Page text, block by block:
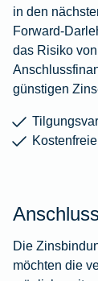
in den
Forward-
das Risiko
günstigen
Die
möchten die